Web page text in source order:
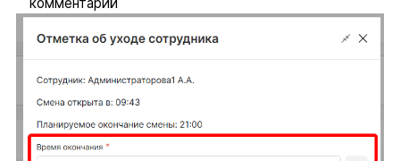
комментарий